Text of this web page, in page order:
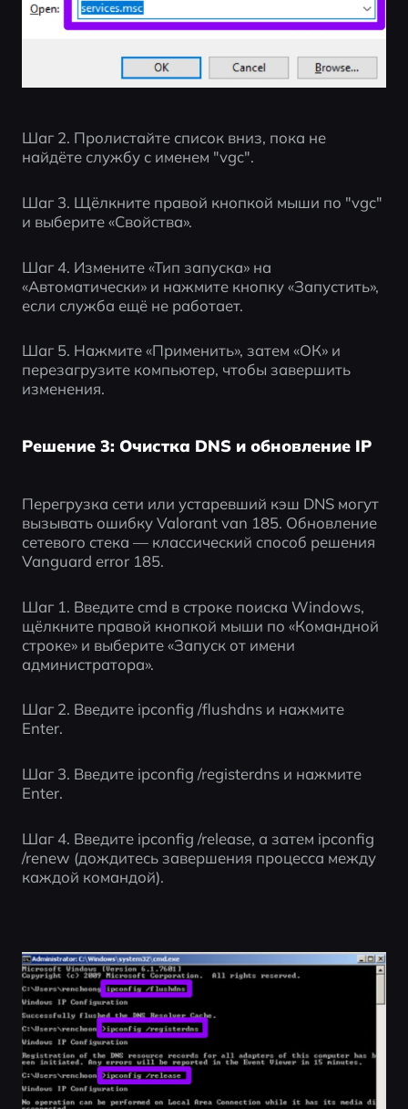
Шаг 2. Пролистайте список вниз, пока не
найдёте службу с именем "vgc".
Шаг 3. Щёлкните правой кнопкой мыши по "vgc"
и выберите «Свойства».
Шаг 4. Измените «Тип запуска» на
«Автоматически» и нажмите кнопку «Запустить»,
если служба ещё не работает.
Шаг 5. Нажмите «Применить», затем «ОК» и
перезагрузите компьютер, чтобы завершить
изменения.
Решение 3: Очистка DNS и обновление IP
Перегрузка сети или устаревший кэш DNS могут
вызывать ошибку Valorant van 185. Обновление
сетевого стека — классический способ решения
Vanguard error 185.
Шаг 1. Введите cmd в строке поиска Windows,
щёлкните правой кнопкой мыши по «Командной
строке» и выберите «Запуск от имени
администратора».
Шаг 2. Введите ipconfig /flushdns и нажмите
Enter.
Шаг 3. Введите ipconfig /registerdns и нажмите
Enter.
Шаг 4. Введите ipconfig /release, а затем ipconfig
/renew (дождитесь завершения процесса между
каждой командой).